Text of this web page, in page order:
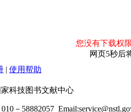
您没有下载权
网页5秒后
| 使用帮助
科技图书文献中心
－58882057